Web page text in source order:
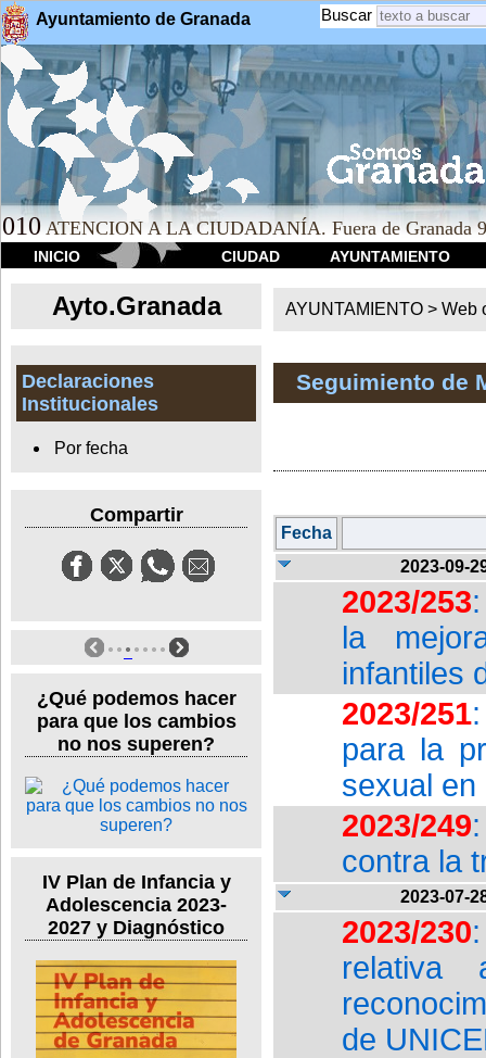
Ayuntamiento de Granada Buscar
010 ATENCION A LA CIUDADANÍA. Fuera de Granada
INICIO CIUDAD AYUNTAMIENTO
Ayto.Granada
Declaraciones
Institucionales
Por fecha
Compartir
¿Qué podemos hacer
para que los cambios
no nos superen?
IV Plan de Infancia y
Adolescencia 2023-
2027 y Diagnóstico
AYUNTAMIENTO > Web
Seguimiento de
Fecha
2023-09-
2023/253
la
infantiles
2023/251
para la
sexual
2023/249
contra la
2023-07-
2023/230
relativa
de